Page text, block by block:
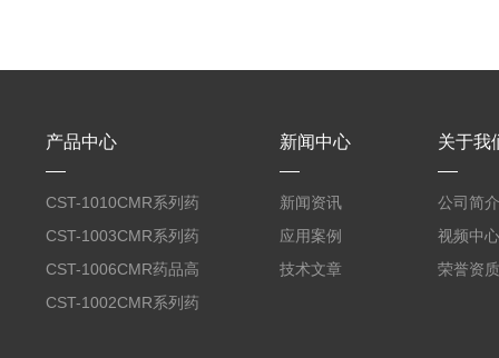
产品中心
CST-1010CMR系列药
品高温试验箱
CST-1003CMR系列药
品高温试验箱
CST-1006CMR药品高
温试验箱
CST-1002CMR系列药
新闻中心
新闻资讯
应用案例
技术文章
关于我
公司简介
视频中心
荣誉资质